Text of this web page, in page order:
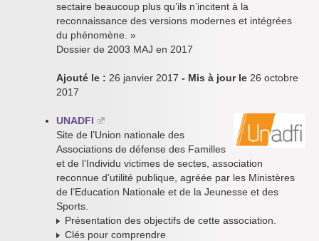
sectaire beaucoup plus qu’ils n’incitent à la
reconnaissance des versions modernes et intégrées
du phénomène. »
Dossier de 2003 MAJ en 2017
Ajouté le : 26 janvier 2017 - Mis à jour le 26 octobre
2017
UNADFI
Site de l’Union nationale des
Associations de défense des Familles
et de l’Individu victimes de sectes, association
reconnue d’utilité publique, agréée par les Ministères
de l’Education Nationale et de la Jeunesse et des
Sports.
Présentation des objectifs de cette association.
Clés pour comprendre